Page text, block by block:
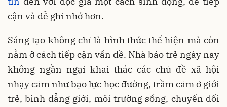
cận và dễ ghi nhớ hơn.
Sáng tạo không chỉ là hình thức thể hiện mà còn
nằm ở cách tiếp cận vấn đề. Nhà báo trẻ ngày nay
không ngần ngại khai thác các chủ đề xã hội
nhạy cảm như bạo lực học đường, trầm cảm ở giới
trẻ, bình đẳng giới, môi trường sống, chuyển đổi